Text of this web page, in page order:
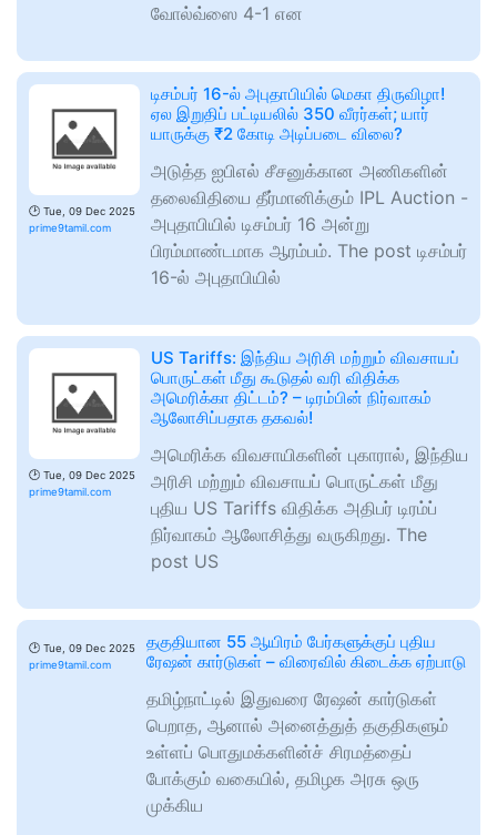
வோல்வ்ஸை 4-1 என
🕑 Tue, 09 Dec 2025
prime9tamil.com
டிசம்பர் 16-ல் அபுதாபியில் மெகா திருவிழா!
ஏல இறுதிப் பட்டியலில் 350 வீரர்கள்; யார்
யாருக்கு ₹2 கோடி அடிப்படை விலை?
அடுத்த ஐபிஎல் சீசனுக்கான அணிகளின்
தலைவிதியை தீர்மானிக்கும் IPL Auction -
அபுதாபியில் டிசம்பர் 16 அன்று
பிரம்மாண்டமாக ஆரம்பம். The post டிசம்பர்
16-ல் அபுதாபியில்
🕑 Tue, 09 Dec 2025
prime9tamil.com
US Tariffs: இந்திய அரிசி மற்றும் விவசாயப்
பொருட்கள் மீது கூடுதல் வரி விதிக்க
அமெரிக்கா திட்டம்? – டிரம்பின் நிர்வாகம்
ஆலோசிப்பதாக தகவல்!
அமெரிக்க விவசாயிகளின் புகாரால், இந்திய
அரிசி மற்றும் விவசாயப் பொருட்கள் மீது
புதிய US Tariffs விதிக்க அதிபர் டிரம்ப்
நிர்வாகம் ஆலோசித்து வருகிறது. The
post US
🕑 Tue, 09 Dec 2025
prime9tamil.com
தகுதியான 55 ஆயிரம் பேர்களுக்குப் புதிய
ரேஷன் கார்டுகள் – விரைவில் கிடைக்க ஏற்பாடு
தமிழ்நாட்டில் இதுவரை ரேஷன் கார்டுகள்
பெறாத, ஆனால் அனைத்துத் தகுதிகளும்
உள்ளப் பொதுமக்களின்ச் சிரமத்தைப்
போக்கும் வகையில், தமிழக அரசு ஒரு
முக்கிய